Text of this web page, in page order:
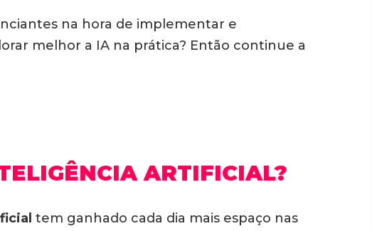
na hora de implementar e
melhor a IA na prática? Então continue a
ARTIFICIAL?
tem ganhado cada dia mais espaço nas